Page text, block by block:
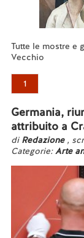
Tutte le mostre e
Vecchio
1
Germania,
attribuito a
di Redazione ,
Categorie:Arte